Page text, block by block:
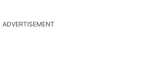
ADVERTISEMENT